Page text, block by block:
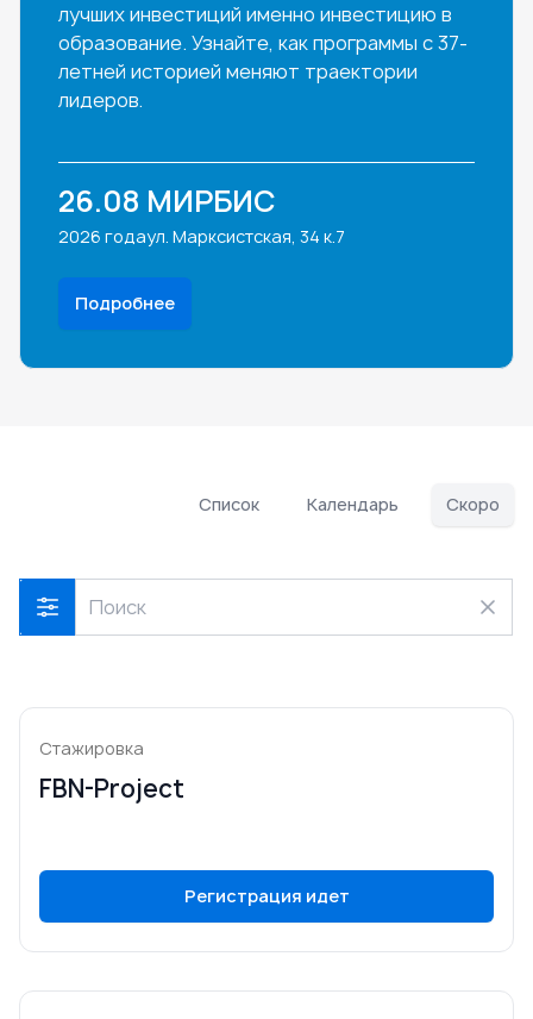
лучших инвестиций именно инвестицию в
образование. Узнайте, как программы с 37-
летней историей меняют траектории
лидеров.
26.08
2026 года
МИРБИС
ул. Марксистская, 34 к.7
Подробнее
Список Календарь Скоро
Стажировка
FBN-Project
Регистрация идет